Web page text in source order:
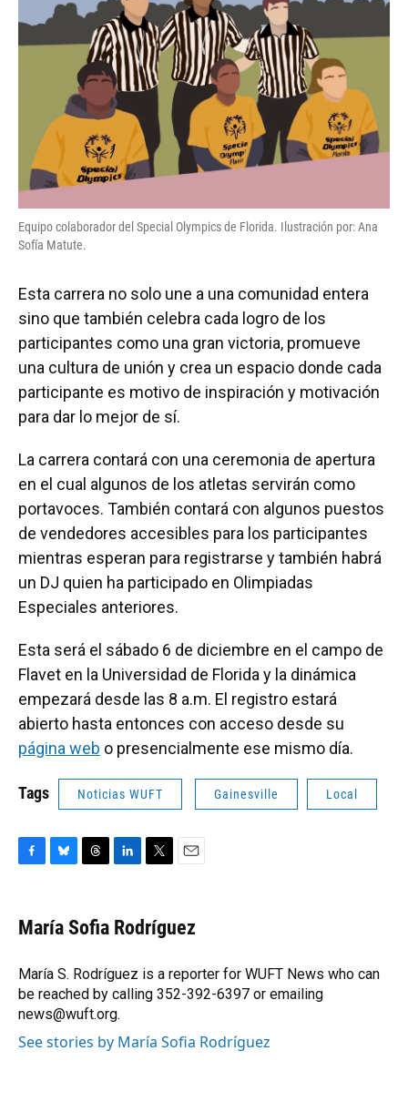
Equipo colaborador del Special Olympics de Florida. Ilustración por: Ana
Sofía Matute.
Esta carrera no solo une a una comunidad entera
sino que también celebra cada logro de los
participantes como una gran victoria, promueve
una cultura de unión y crea un espacio donde cada
participante es motivo de inspiración y motivación
para dar lo mejor de sí.
La carrera contará con una ceremonia de apertura
en el cual algunos de los atletas servirán como
portavoces. También contará con algunos puestos
de vendedores accesibles para los participantes
mientras esperan para registrarse y también habrá
un DJ quien ha participado en Olimpiadas
Especiales anteriores.
Esta será el sábado 6 de diciembre en el campo de
Flavet en la Universidad de Florida y la dinámica
empezará desde las 8 a.m. El registro estará
abierto hasta entonces con acceso desde su
página web o presencialmente ese mismo día.
Tags Noticias WUFT Gainesville Local
F
e
b
o
k
B
e
s
y
T
e
a
s
L
k
e
I
n
T
t
t
r
E
i
l
María Sofia Rodríguez
María S. Rodríguez is a reporter for WUFT News who can
be reached by calling 352-392-6397 or emailing
news@wuft.org.
See stories by María Sofia Rodríguez